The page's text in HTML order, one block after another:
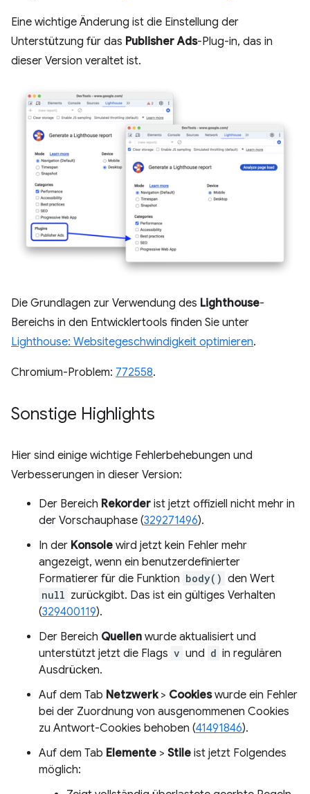
Eine wichtige Änderung ist die Einstellung der
Unterstützung für das Publisher Ads-Plug-in, das in
dieser Version veraltet ist.
Die Grundlagen zur Verwendung des Lighthouse-
Bereichs in den Entwicklertools finden Sie unter
Lighthouse: Websitegeschwindigkeit optimieren.
Chromium-Problem: 772558.
Sonstige Highlights
Hier sind einige wichtige Fehlerbehebungen und
Verbesserungen in dieser Version:
Der Bereich Rekorder ist jetzt offiziell nicht mehr in
der Vorschauphase (329271496).
In der Konsole wird jetzt kein Fehler mehr
angezeigt, wenn ein benutzerdefinierter
Formatierer für die Funktion body() den Wert
null zurückgibt. Das ist ein gültiges Verhalten
(329400119).
Der Bereich Quellen wurde aktualisiert und
unterstützt jetzt die Flags v und d in regulären
Ausdrücken.
Auf dem Tab Netzwerk> Cookieswurde ein Fehler
bei der Zuordnung von ausgenommenen Cookies
zu Antwort-Cookies behoben (41491846).
Auf dem Tab Elemente > Stile ist jetzt Folgendes
möglich: